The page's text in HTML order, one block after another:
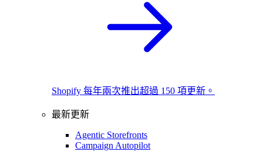
Shopify 每年兩次推出超過 150 項更新。
最新更新
Agentic Storefronts
Campaign Autopilot